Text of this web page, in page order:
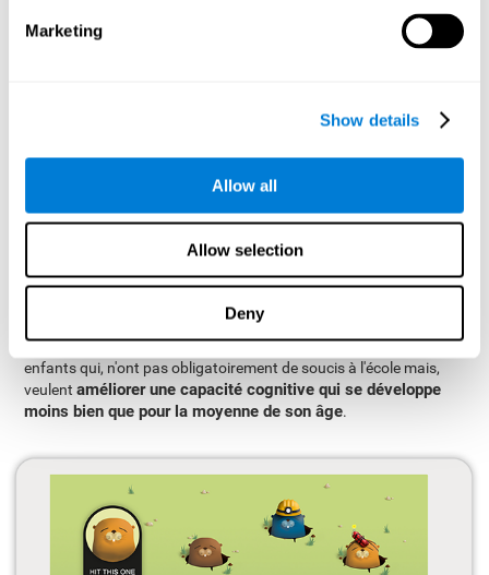
Marketing
Show details
Allow all
Allow selection
Deny
Pour qui sont recommandés les
stimulation cognitive de
L'enfance d'un enfant peut être une période difficile et
complications, des maladies et troubles de tout type, pour
lesquels il n'y a pas toujours de solutions. Le manque
mauvais moments et c'est pourquoi nous voulons toujours le
L'entraînement cognitif de CogniFit est recommandé pour les
enfants qui, n'ont pas obligatoirement de soucis à l'école mais,
veulentaméliorer une capacité cognitive qui se développe
moins bien que pour la moyenne de son âge.